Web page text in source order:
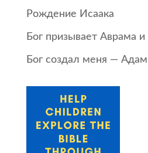
Рождение Исаака
Бог призывает Аврама и
Бог создал меня — Адам